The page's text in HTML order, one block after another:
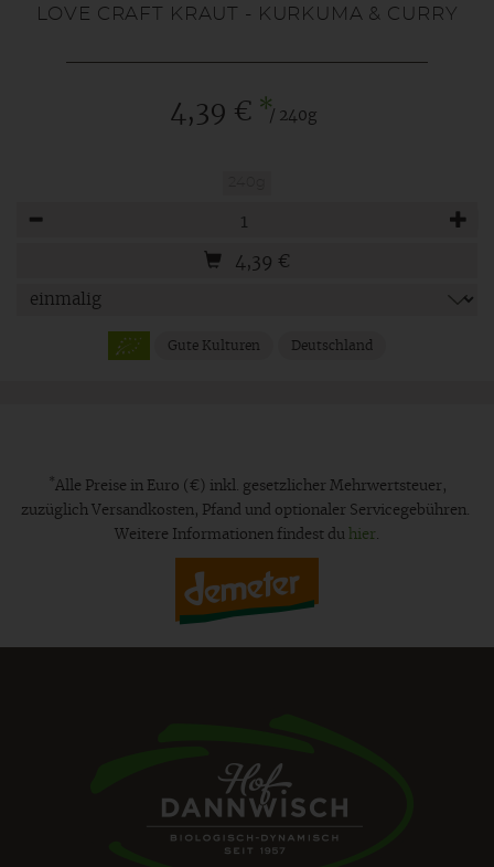
LOVE CRAFT KRAUT - KURKUMA & CURRY
4,39 € */ 240g
4,39 €
Gute Kulturen Deutschland
* Alle Preise in Euro (€) inkl. gesetzlicher Mehrwertsteuer,
zuzüglich Versandkosten, Pfand und optionaler Servicegebühren.
Weitere Informationen findest du hier